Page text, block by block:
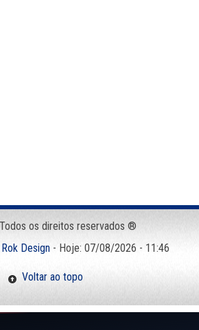
os direitos reservados ®
Rok Design- Hoje: 07/08/2026 - 11:46
Voltar ao topo